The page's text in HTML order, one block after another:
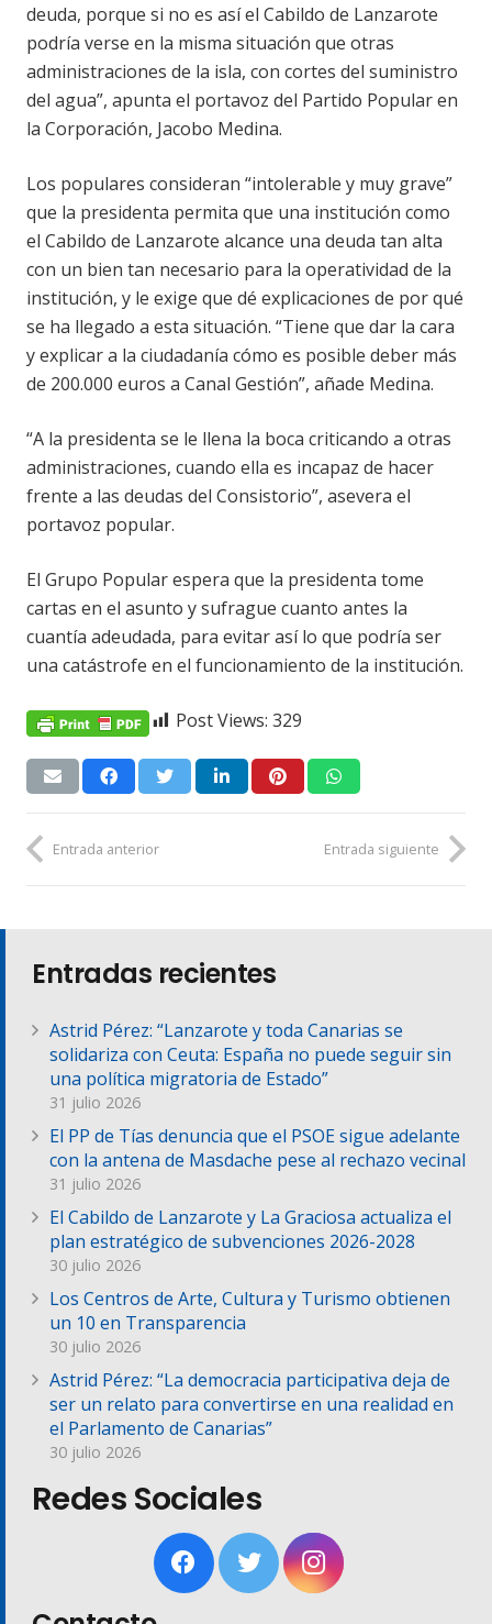
deuda, porque si no es así el Cabildo de Lanzarote
podría verse en la misma situación que otras
administraciones de la isla, con cortes del suministro
del agua”, apunta el portavoz del Partido Popular en
la Corporación, Jacobo Medina.
Los populares consideran “intolerable y muy grave”
que la presidenta permita que una institución como
el Cabildo de Lanzarote alcance una deuda tan alta
con un bien tan necesario para la operatividad de la
institución, y le exige que dé explicaciones de por qué
se ha llegado a esta situación. “Tiene que dar la cara
y explicar a la ciudadanía cómo es posible deber más
de 200.000 euros a Canal Gestión”, añade Medina.
“A la presidenta se le llena la boca criticando a otras
administraciones, cuando ella es incapaz de hacer
frente a las deudas del Consistorio”, asevera el
portavoz popular.
El Grupo Popular espera que la presidenta tome
cartas en el asunto y sufrague cuanto antes la
cuantía adeudada, para evitar así lo que podría ser
una catástrofe en el funcionamiento de la institución.
Post Views: 329
Entrada anterior Entrada siguiente
Entradas recientes
Astrid Pérez: “Lanzarote y toda Canarias se
solidariza con Ceuta: España no puede seguir sin
una política migratoria de Estado”
31 julio 2026
El PP de Tías denuncia que el PSOE sigue adelante
con la antena de Masdache pese al rechazo vecinal
31 julio 2026
El Cabildo de Lanzarote y La Graciosa actualiza el
plan estratégico de subvenciones 2026-2028
30 julio 2026
Los Centros de Arte, Cultura y Turismo obtienen
un 10 en Transparencia
30 julio 2026
Astrid Pérez: “La democracia participativa deja de
ser un relato para convertirse en una realidad en
el Parlamento de Canarias”
30 julio 2026
Redes Sociales